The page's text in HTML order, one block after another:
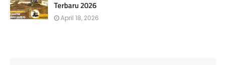
Terbaru 2026
April 18, 2026